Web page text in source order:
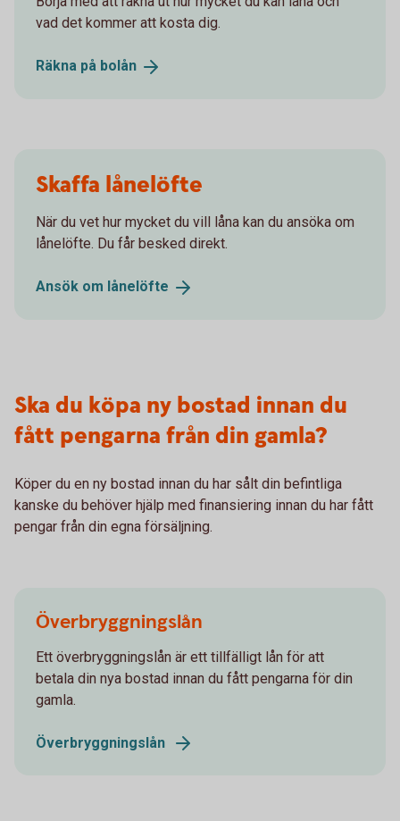
vad det kommer att kosta dig.
Räkna på bolån
Skaffa lånelöfte
När du vet hur mycket du vill låna kan du ansöka om
lånelöfte. Du får besked direkt.
Ansök om lånelöfte
Ska du köpa ny bostad innan du
fått pengarna från din gamla?
Köper du en ny bostad innan du har sålt din befintliga
kanske du behöver hjälp med finansiering innan du har fått
pengar från din egna försäljning.
Överbryggningslån
Ett överbryggningslån är ett tillfälligt lån för att
betala din nya bostad innan du fått pengarna för din
gamla.
Överbryggningslån